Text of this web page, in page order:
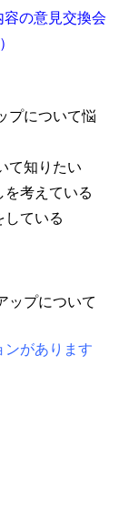
の意見交換会
プについて悩
て知りたい
を考えている
している
ップについて
があります